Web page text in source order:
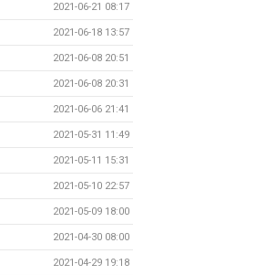
2021-06-21 08:17
2021-06-18 13:57
2021-06-08 20:51
2021-06-08 20:31
2021-06-06 21:41
2021-05-31 11:49
2021-05-11 15:31
2021-05-10 22:57
2021-05-09 18:00
2021-04-30 08:00
2021-04-29 19:18